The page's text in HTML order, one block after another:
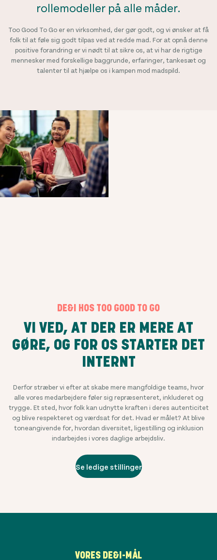
rollemodeller på alle måder.
Too Good To Go er en virksomhed, der gør godt, og vi ønsker at få
folk til at føle sig godt tilpas ved at redde mad. For at opnå denne
positive forandring er vi nødt til at sikre os, at vi har de rigtige
mennesker med forskellige baggrunde, erfaringer, tankesæt og
talenter til at hjælpe os i kampen mod madspild.
DE&I HOS TOO GOOD TO GO
VI VED, AT DER ER MERE AT
GØRE, OG FOR OS STARTER DET
INTERNT
Derfor stræber vi efter at skabe mere mangfoldige teams, hvor
alle vores medarbejdere føler sig repræsenteret, inkluderet og
trygge. Et sted, hvor folk kan udnytte kraften i deres autenticitet
og blive respekteret og værdsat for det. Hvad er målet? At blive
toneangivende for, hvordan diversitet, ligestilling og inklusion
indarbejdes i vores daglige arbejdsliv.
Se ledige stillinger
VORES DE&I-MÅL